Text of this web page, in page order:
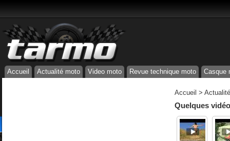
Accueil Actualité moto Video moto Revue technique moto Casque
Accueil >
Quelques